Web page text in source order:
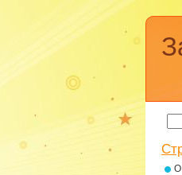
О